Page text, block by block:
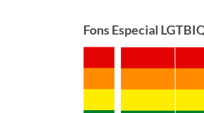
Fons Especial